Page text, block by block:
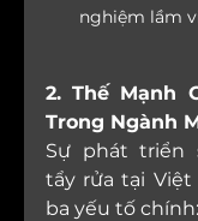
nghiệm lầm
2. Thế Mạnh
Trong Ngành
Sự phát triển
tẩy rửa tại
ba yếu tố chính: